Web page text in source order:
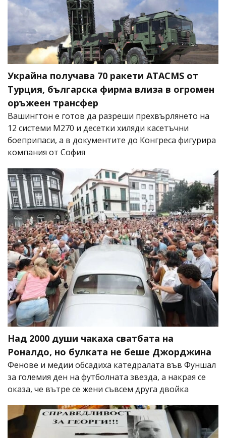
Украйна получава 70 ракети ATACMS от
Турция, българска фирма влиза в огромен
оръжеен трансфер
Вашингтон е готов да разреши прехвърлянето на
12 системи M270 и десетки хиляди касетъчни
боеприпаси, а в документите до Конгреса фигурира
компания от София
Над 2000 души чакаха сватбата на
Роналдо, но булката не беше Джорджина
Фенове и медии обсадиха катедралата във Фуншал
за големия ден на футболната звезда, а накрая се
оказа, че вътре се жени съвсем друга двойка